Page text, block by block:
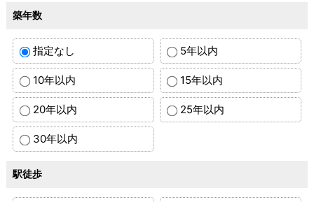
築年数
指定なし 5年以内
10年以内 15年以内
20年以内 25年以内
30年以内
駅徒歩